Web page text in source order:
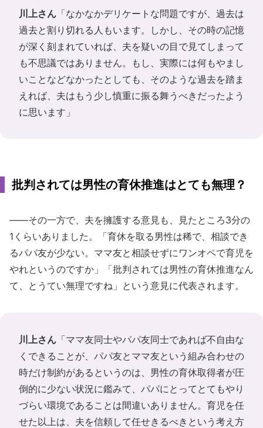
川上さん 「なかなかデリケートな問題ですが、過去は
過去と割り切れる人もいます。しかし、その時の記憶
が深く刻まれていれば、夫を疑いの目で見てしまって
も不思議ではありません。もし、実際には何もやまし
いことなどなかったとしても、そのような過去を踏ま
えれば、夫はもう少し慎重に振る舞うべきだったよう
に思います」
批判されては男性の育休推進はとても無理？
――その一方で、夫を擁護する意見も、見たところ3分の
1くらいありました。「育休を取る男性は稀で、相談でき
るパパ友が少ない。ママ友と相談せずにワンオペで育児を
やれというのですか」「批判されては男性の育休推進なん
て、とうてい無理ですね」という意見に代表されます。
川上さん 「ママ友同士やパパ友同士であれば不自由な
くできることが、パパ友とママ友という組み合わせの
時だけ制約があるというのは、男性の育休取得者が圧
倒的に少ない状況に鑑みて、パパにとってとてもやり
づらい環境であることは間違いありません。育児を任
せた以上は、夫を信頼して任せきるべきという考え方